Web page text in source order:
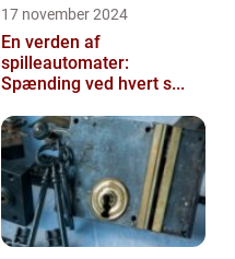
17 november 2024
En verden af
spilleautomater:
Spænding ved hvert s...